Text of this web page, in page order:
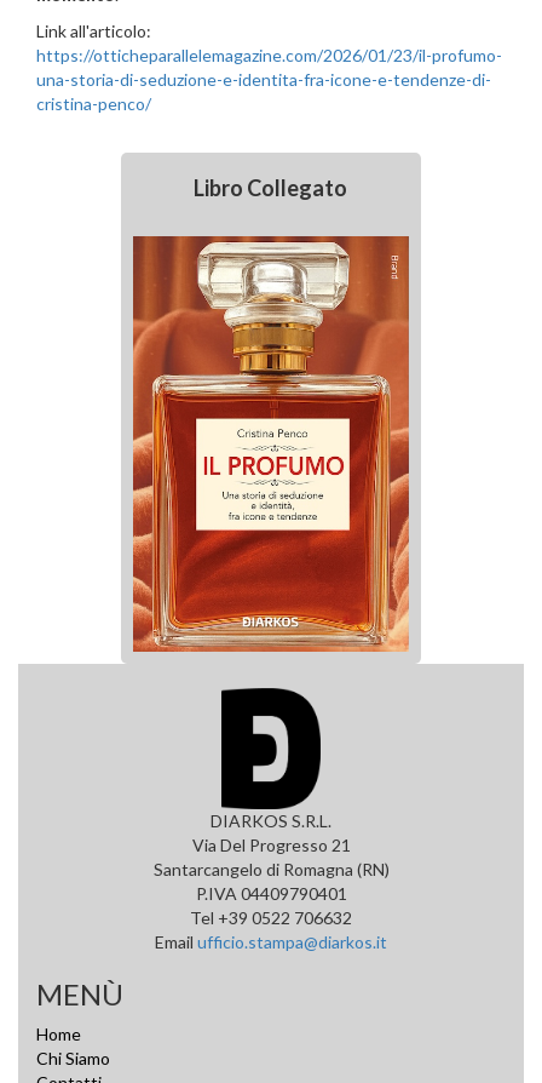
Link all'articolo:
https://otticheparallelemagazine.com/2026/01/23/il-profumo-
una-storia-di-seduzione-e-identita-fra-icone-e-tendenze-di-
cristina-penco/
Libro Collegato
DIARKOS S.R.L.
Via Del Progresso 21
Santarcangelo di Romagna (RN)
P.IVA 04409790401
Tel +39 0522 706632
Email ufficio.stampa@diarkos.it
MENÙ
Home
Chi Siamo